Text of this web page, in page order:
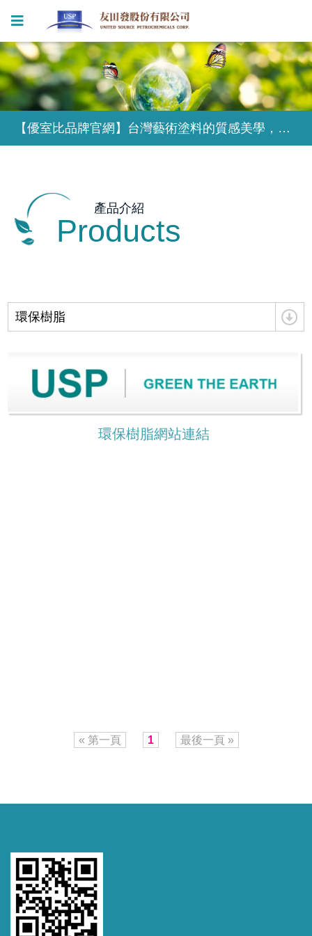
【優室比品牌官網】台灣藝術塗料的質感美學，為獨特的設計風格塑造無限可能
【優室比品牌官網】台灣藝術塗料的質感美學，為獨特的設計風格塑造無限可能
產品介紹
Products
環保樹脂
環保樹脂網站連結
« 第一頁 1 最後一頁 »